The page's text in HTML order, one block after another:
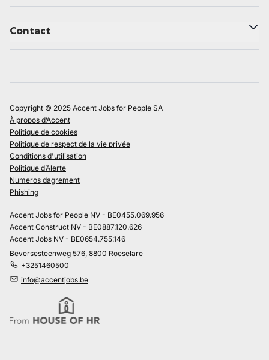
Contact
Copyright © 2025 Accent Jobs for People SA
À propos d’Accent
Politique de cookies
Politique de respect de la vie privée
Conditions d'utilisation
Politique d’Alerte
Numeros dagrement
Phishing
Accent Jobs for People NV - BE0455.069.956
Accent Construct NV - BE0887.120.626
Accent Jobs NV - BE0654.755.146
Beversesteenweg 576, 8800 Roeselare
+3251460500
info@accentjobs.be